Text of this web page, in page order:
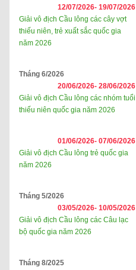
12/07/2026- 19/07/2026
Giải vô địch Cầu lông các cây vợt
thiếu niên, trẻ xuất sắc quốc gia
năm 2026
Tháng 6/2026
20/06/2026- 28/06/2026
Giải vô địch Cầu lông các nhóm tuổi
thiếu niên quốc gia năm 2026
01/06/2026- 07/06/2026
Giải vô địch Cầu lông trẻ quốc gia
năm 2026
Tháng 5/2026
03/05/2026- 10/05/2026
Giải vô địch Cầu lông các Câu lạc
bộ quốc gia năm 2026
Tháng 8/2025